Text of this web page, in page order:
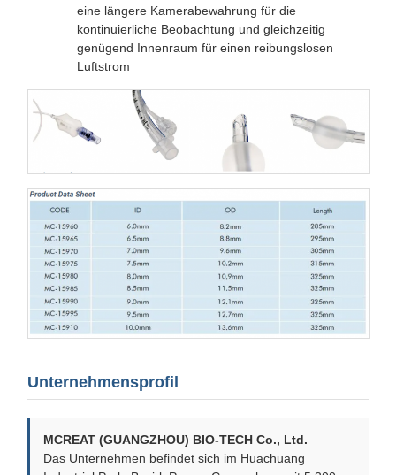
eine längere Kamerabewahrung für die
kontinuierliche Beobachtung und gleichzeitig
genügend Innenraum für einen reibungslosen
Luftstrom
Unternehmensprofil
MCREAT (GUANGZHOU) BIO-TECH Co., Ltd.
Das Unternehmen befindet sich im Huachuang